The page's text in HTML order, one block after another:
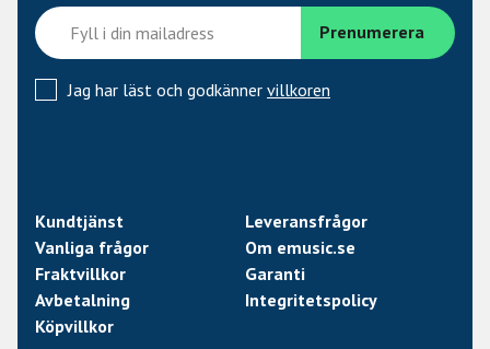
Jag har läst och godkänner villkoren
Kundtjänst
Leveransfrågor
Vanliga frågor
Om emusic.se
Fraktvillkor
Garanti
Avbetalning
Integritetspolicy
Köpvillkor